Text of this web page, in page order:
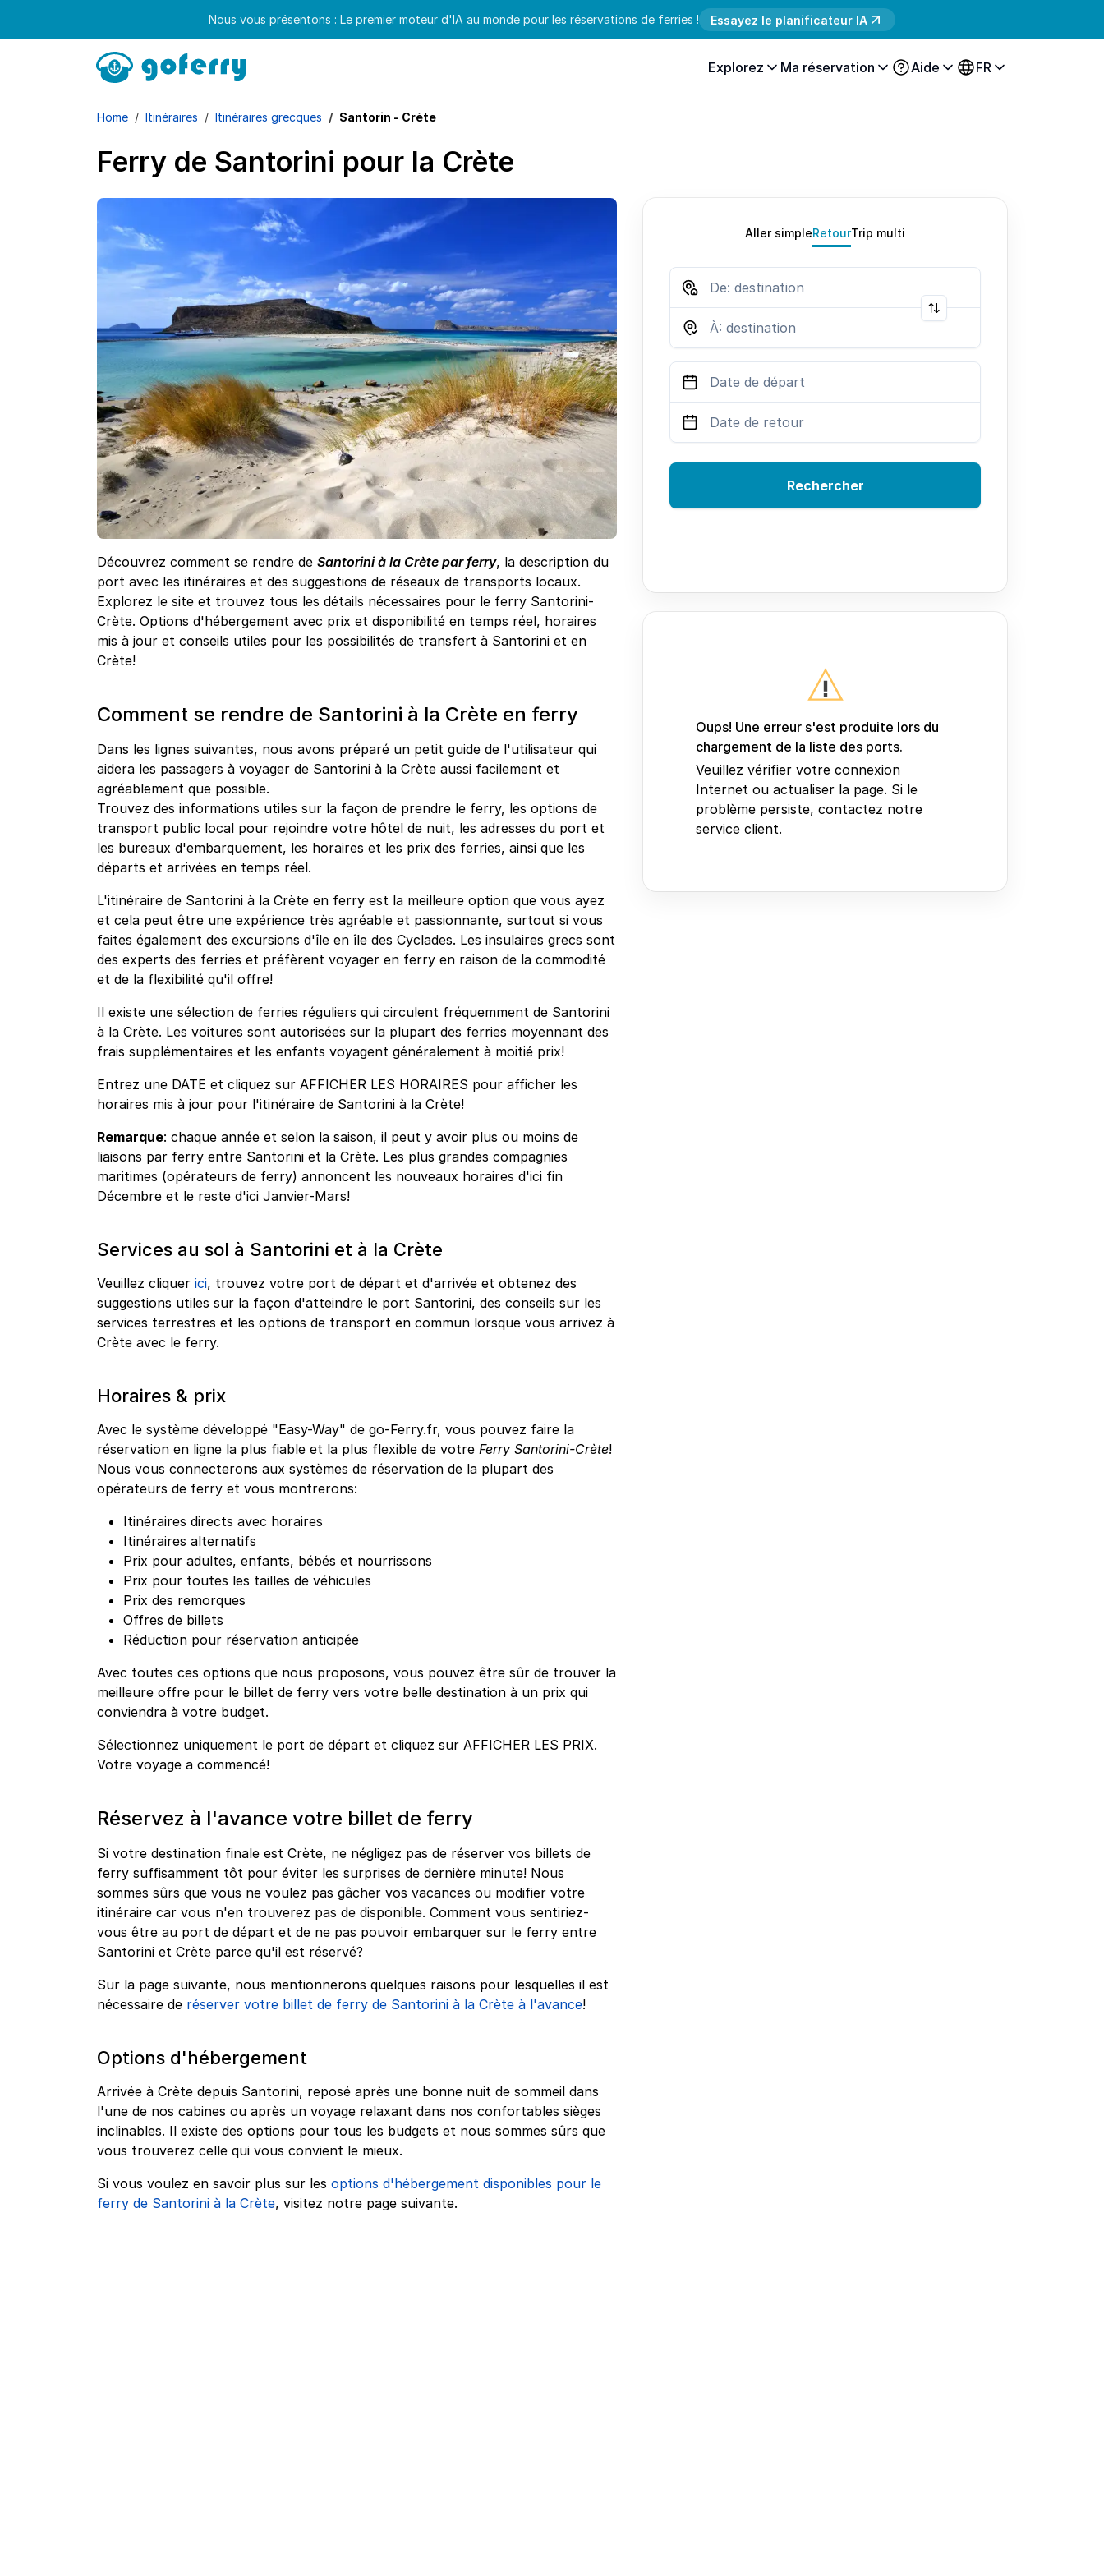
Nous vous présentons : Le premier moteur d'IA au monde pour les réservations de ferries ! Essayez le planificateur IA
Explorez Ma réservation Aide FR
Home Itinéraires Itinéraires grecques Santorin - Crète
Ferry de Santorini pour la Crète
Découvrez comment se rendre de Santorini à la Crète par ferry, la description du
port avec les itinéraires et des suggestions de réseaux de transports locaux.
Explorez le site et trouvez tous les détails nécessaires pour le ferry Santorini-
Crète. Options d'hébergement avec prix et disponibilité en temps réel, horaires
mis à jour et conseils utiles pour les possibilités de transfert à Santorini et en
Crète!
Comment se rendre de Santorini à la Crète en ferry
Dans les lignes suivantes, nous avons préparé un petit guide de l'utilisateur qui
aidera les passagers à voyager de Santorini à la Crète aussi facilement et
agréablement que possible.
Trouvez des informations utiles sur la façon de prendre le ferry, les options de
transport public local pour rejoindre votre hôtel de nuit, les adresses du port et
les bureaux d'embarquement, les horaires et les prix des ferries, ainsi que les
départs et arrivées en temps réel.
L'itinéraire de Santorini à la Crète en ferry est la meilleure option que vous ayez
et cela peut être une expérience très agréable et passionnante, surtout si vous
faites également des excursions d'île en île des Cyclades. Les insulaires grecs sont
des experts des ferries et préfèrent voyager en ferry en raison de la commodité
et de la flexibilité qu'il offre!
Il existe une sélection de ferries réguliers qui circulent fréquemment de Santorini
à la Crète. Les voitures sont autorisées sur la plupart des ferries moyennant des
frais supplémentaires et les enfants voyagent généralement à moitié prix!
Entrez une DATE et cliquez sur AFFICHER LES HORAIRES pour afficher les
horaires mis à jour pour l'itinéraire de Santorini à la Crète!
Remarque: chaque année et selon la saison, il peut y avoir plus ou moins de
liaisons par ferry entre Santorini et la Crète. Les plus grandes compagnies
maritimes (opérateurs de ferry) annoncent les nouveaux horaires d'ici fin
Décembre et le reste d'ici Janvier-Mars!
Services au sol à Santorini et à la Crète
Veuillez cliquer ici, trouvez votre port de départ et d'arrivée et obtenez des
suggestions utiles sur la façon d'atteindre le port Santorini, des conseils sur les
services terrestres et les options de transport en commun lorsque vous arrivez à
Crète avec le ferry.
Horaires & prix
Avec le système développé "Easy-Way" de go-Ferry.fr, vous pouvez faire la
réservation en ligne la plus fiable et la plus flexible de votre Ferry Santorini-Crète!
Nous vous connecterons aux systèmes de réservation de la plupart des
opérateurs de ferry et vous montrerons:
Itinéraires directs avec horaires
Itinéraires alternatifs
Prix pour adultes, enfants, bébés et nourrissons
Prix pour toutes les tailles de véhicules
Prix des remorques
Offres de billets
Réduction pour réservation anticipée
Avec toutes ces options que nous proposons, vous pouvez être sûr de trouver la
meilleure offre pour le billet de ferry vers votre belle destination à un prix qui
conviendra à votre budget.
Sélectionnez uniquement le port de départ et cliquez sur AFFICHER LES PRIX.
Votre voyage a commencé!
Réservez à l'avance votre billet de ferry
Si votre destination finale est Crète, ne négligez pas de réserver vos billets de
ferry suffisamment tôt pour éviter les surprises de dernière minute! Nous
sommes sûrs que vous ne voulez pas gâcher vos vacances ou modifier votre
itinéraire car vous n'en trouverez pas de disponible. Comment vous sentiriez-
vous être au port de départ et de ne pas pouvoir embarquer sur le ferry entre
Santorini et Crète parce qu'il est réservé?
Sur la page suivante, nous mentionnerons quelques raisons pour lesquelles il est
nécessaire de réserver votre billet de ferry de Santorini à la Crète à l'avance!
Options d'hébergement
Arrivée à Crète depuis Santorini, reposé après une bonne nuit de sommeil dans
l'une de nos cabines ou après un voyage relaxant dans nos confortables sièges
inclinables. Il existe des options pour tous les budgets et nous sommes sûrs que
vous trouverez celle qui vous convient le mieux.
Si vous voulez en savoir plus sur les options d'hébergement disponibles pour le
ferry de Santorini à la Crète, visitez notre page suivante.
Aller simpleRetourTrip multi
Rechercher
Oups! Une erreur s'est produite lors du
chargement de la liste des ports.
Veuillez vérifier votre connexion
Internet ou actualiser la page. Si le
problème persiste, contactez notre
service client.